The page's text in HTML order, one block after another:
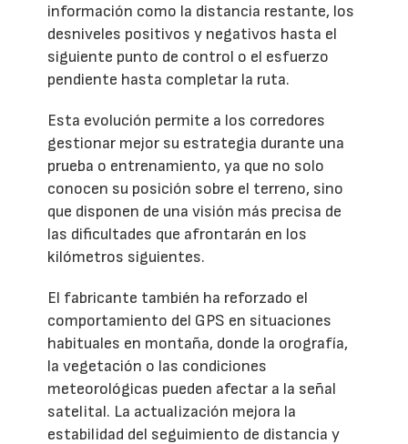
información como la distancia restante, los
desniveles positivos y negativos hasta el
siguiente punto de control o el esfuerzo
pendiente hasta completar la ruta.
Esta evolución permite a los corredores
gestionar mejor su estrategia durante una
prueba o entrenamiento, ya que no solo
conocen su posición sobre el terreno, sino
que disponen de una visión más precisa de
las dificultades que afrontarán en los
kilómetros siguientes.
El fabricante también ha reforzado el
comportamiento del GPS en situaciones
habituales en montaña, donde la orografía,
la vegetación o las condiciones
meteorológicas pueden afectar a la señal
satelital. La actualización mejora la
estabilidad del seguimiento de distancia y